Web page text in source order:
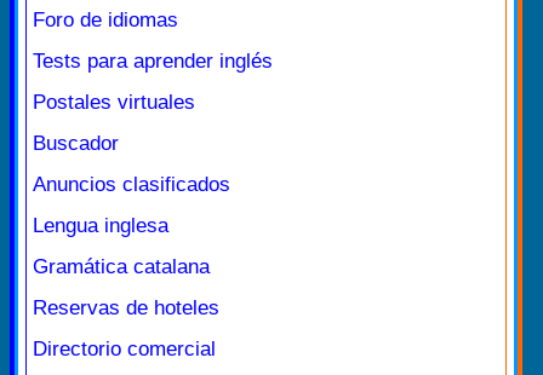
Foro de idiomas
Tests para aprender inglés
Postales virtuales
Buscador
Anuncios clasificados
Lengua inglesa
Gramática catalana
Reservas de hoteles
Directorio comercial